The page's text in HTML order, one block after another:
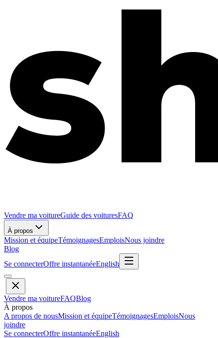
Vendre ma voitureGuide des voituresFAQ
À propos
Mission et équipeTémoignagesEmploisNous joindre
Blog
Se connecterOffre instantanéeEnglish
Vendre ma voitureFAQBlog
À propos
A propos de nousMission et équipeTémoignagesEmploisNous
joindre
Se connecterOffre instantanéeEnglish